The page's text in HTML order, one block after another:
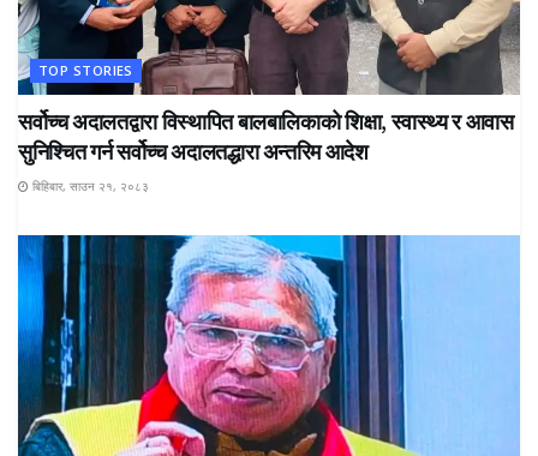
TOP STORIES
सर्वोच्च अदालतद्वारा विस्थापित बालबालिकाको शिक्षा, स्वास्थ्य र आवास
सुनिश्चित गर्न सर्वोच्च अदालतद्धारा अन्तरिम आदेश
बिहिबार, साउन २१, २०८३